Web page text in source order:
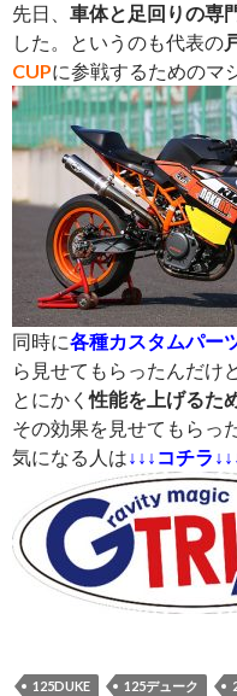
先日、 車体と足回りの専
した。というのも代表の
CUPに参戦するためのマ
同時に各種カスタムパー
ら見せてもらったんだけ
とにかく性能を上げるた
その効果を見せてもらっ
気になる人は↓↓↓コチラ
125DUKE 125デューク